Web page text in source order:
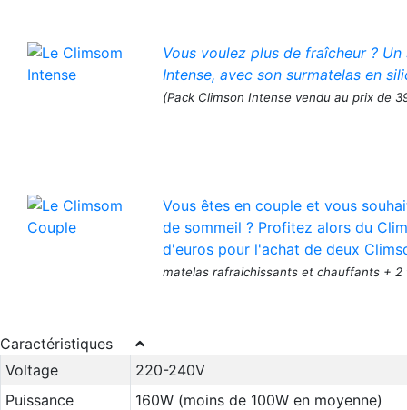
Vous voulez plus de fraîcheur ?
Intense, avec son surmatelas en
(Pack Climson Intense vendu au prix de
Vous êtes en couple et vous
de sommeil ? Profitez alors du
d'euros pour l'achat de deux
matelas rafraichissants et chauffants + 2
Caractéristiques
Voltage
220-240V
Puissance
160W (moins de 100W en moyenne)